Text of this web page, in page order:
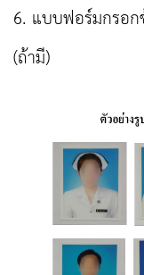
6. แบบฟอร์มกรอก
(ถ้ามี)